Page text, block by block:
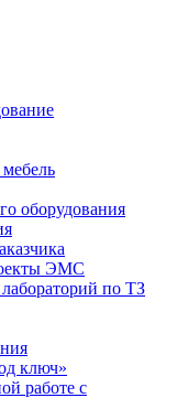
оборудования
ЭМС
по ТЗ
ключ»
работе с